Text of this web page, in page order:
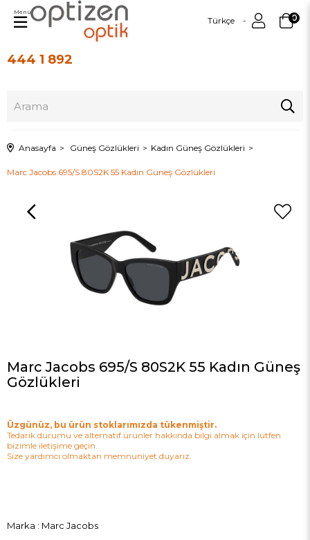
444 1 892
Türkçe 0
Menu
Anasayfa Güneş Gözlükleri Kadın Güneş Gözlükleri
Marc Jacobs 695/S 80S2K 55 Kadın Güneş Gözlükleri
Marc Jacobs 695/S 80S2K 55 Kadın Güneş
Gözlükleri
Üzgünüz, bu ürün stoklarımızda tükenmiştir.
Tedarik durumu ve alternatif ürünler hakkında bilgi almak için lütfen
bizimle iletişime geçin.
Size yardımcı olmaktan memnuniyet duyarız.
Marka : Marc Jacobs